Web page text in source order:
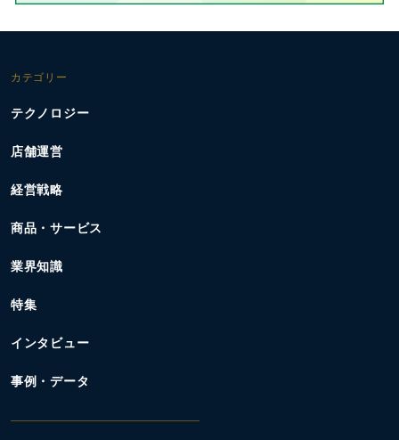
カテゴリー
テクノロジー
店舗運営
経営戦略
商品・サービス
業界知識
特集
インタビュー
事例・データ